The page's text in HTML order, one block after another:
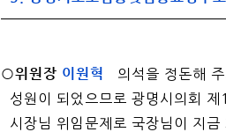
○위원장 이원혁
의석을 정돈해 주
성원이 되었으므로 광명시의회
시장님 위임문제로 국장님이 지금